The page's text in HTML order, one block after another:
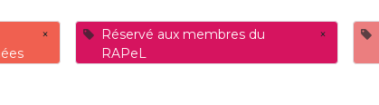
×
Réservé aux membres du
RAPeL
×